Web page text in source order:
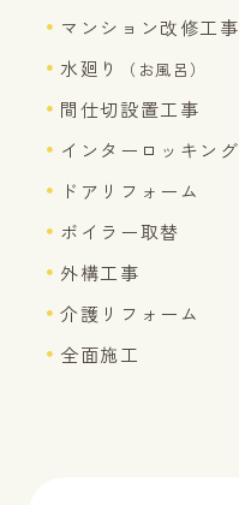
マンション改修工事
水廻り
（お風呂）
間仕切設置工事
インターロッキング
ドアリフォーム
ボイラー取替
外構工事
介護リフォーム
全面施工